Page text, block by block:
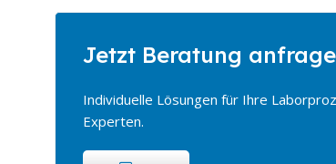
Jetzt Beratung
Individuelle Lösungen für Ihre
Experten.